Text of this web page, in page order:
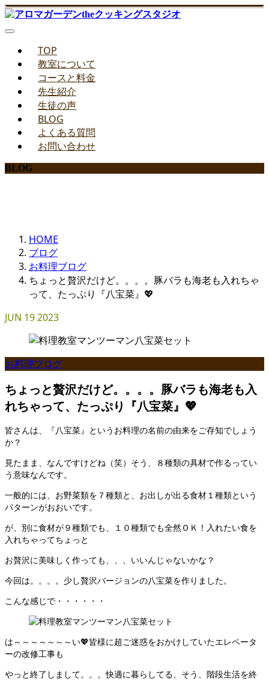
TOP
教室について
コースと料金
先生紹介
生徒の声
BLOG
よくある質問
お問い合わせ
BLOG
HOME
ブログ
お料理ブログ
ちょっと贅沢だけど。。。。豚バラも海老も入れちゃ
って、たっぷり『八宝菜』💖
JUN 192023
お料理ブログ
ちょっと贅沢だけど。。。。豚バラも海老も入
れちゃって、たっぷり『八宝菜』💖
皆さんは、『八宝菜』というお料理の名前の由来をご存知でしょう
か？
見たまま、なんですけどね（笑）そう、８種類の具材で作るってい
う意味なんです。
一般的には、お野菜類を７種類と、お出しが出る食材１種類という
パターンがおおいです。
が、別に食材が９種類でも、１０種類でも全然ＯＫ！入れたい食を
入れちゃってちょっと
お贅沢に美味しく作っても、、、いいんじゃないかな？
今回は。。。。少し贅沢バージョンの八宝菜を作りました。
こんな感じで・・・・・・
は～～～～～～～い💖皆様に超ご迷惑をおかけしていたエレベータ
ーの改修工事も
やっと終了しまして。。。快適に暮らしてる、そう、階段生活を終